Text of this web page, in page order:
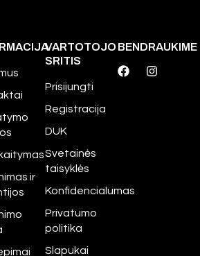
ir
VARTOTOJO
SRITIS
Prisijungti
Registracija
DUK
Svetainės
taisyklės
Konfidencialumas
Privatumo
politika
Slapukai
BENDRAUKIME